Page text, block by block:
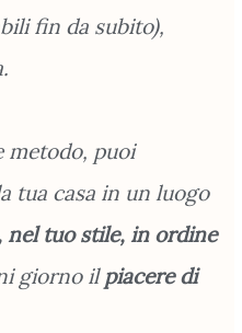
fin da subito),
metodo, puoi
tua casa in un luogo
nel tuo stile, in ordine
giorno ilpiacere di